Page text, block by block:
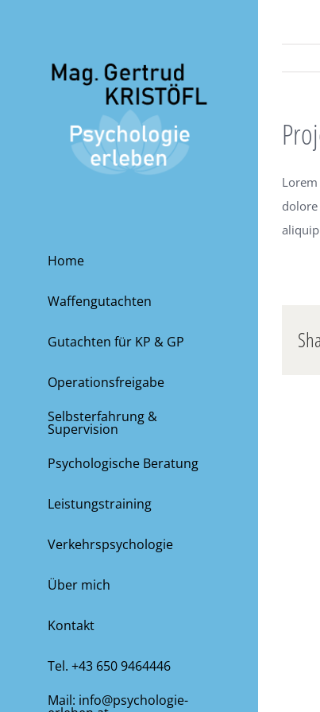
Home
Waffengutachten
Gutachten für KP & GP
Operationsfreigabe
Selbsterfahrung &
Supervision
Psychologische Beratung
Leistungstraining
Verkehrspsychologie
Über mich
Kontakt
Tel. +43 650 9464446
Mail: info@psychologie-